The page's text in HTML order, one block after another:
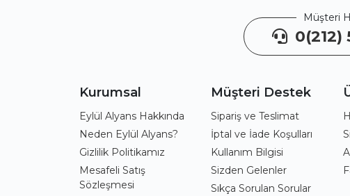
Müşteri
0(212)
Kurumsal
Eylül Alyans Hakkında
Neden Eylül Alyans?
Gizlilik Politikamız
Mesafeli Satış
Sözleşmesi
Müşteri Destek
Sipariş ve Teslimat
İptal ve İade Koşulları
Kullanım Bilgisi
Sizden Gelenler
Sıkça Sorulan Sorular